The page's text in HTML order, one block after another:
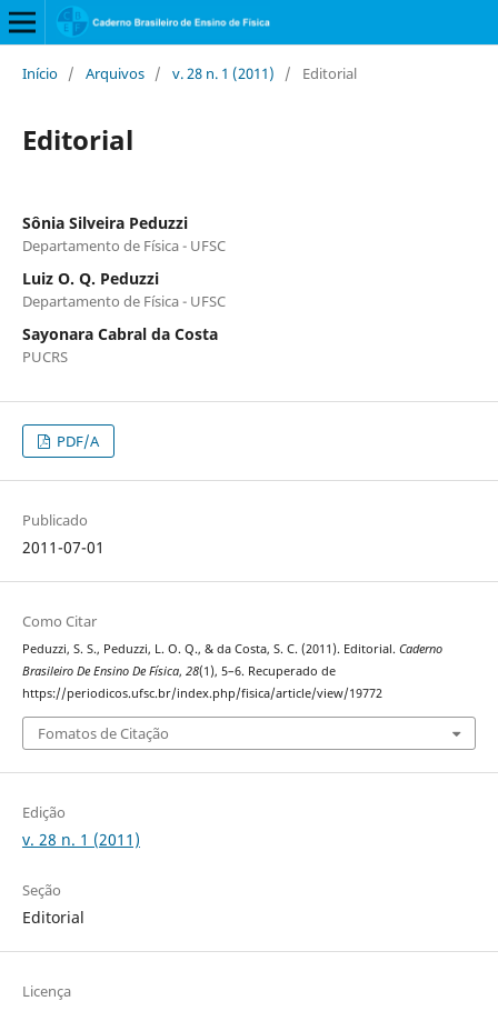
Início / Arquivos / v. 28 n. 1 (2011) / Editorial
Editorial
Sônia Silveira Peduzzi
Departamento de Física - UFSC
Luiz O. Q. Peduzzi
Departamento de Física - UFSC
Sayonara Cabral da Costa
PUCRS
PDF/A
Publicado
2011-07-01
Como Citar
Peduzzi, S. S., Peduzzi, L. O. Q., & da Costa, S. C. (2011). Editorial. Caderno
Brasileiro De Ensino De Física, 28(1), 5–6. Recuperado de
https://periodicos.ufsc.br/index.php/fisica/article/view/19772
Fomatos de Citação
Edição
v. 28 n. 1 (2011)
Seção
Editorial
Licença